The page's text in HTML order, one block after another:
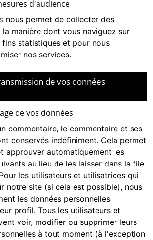
d'audience
nous permet de collecter des
manière dont vous naviguez sur
fins statistiques et pour nous
nos services.
de vos données
de vos données
commentaire, le commentaire et ses
conservés indéfiniment. Cela permet
approuver automatiquement les
au lieu de les laisser dans la file
les utilisateurs et utilisatrices qui
notre site (si cela est possible), nous
les données personnelles
profil. Tous les utilisateurs et
voir, modifier ou supprimer leurs
à tout moment (à l'exception